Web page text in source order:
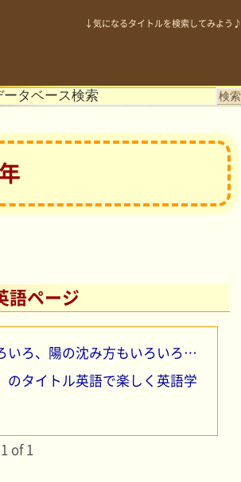
↓気になるタイトルを検索してみよう♪
語ページ
いろ、陽の沈み方もいろいろ…
のタイトル英語で楽しく英語学
of 1